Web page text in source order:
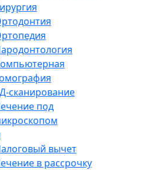
сканирование
под
вычет
в рассрочку